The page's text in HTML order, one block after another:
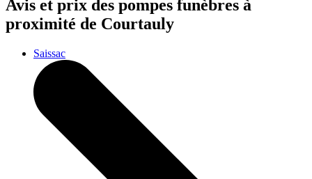
Avis et prix des pompes funèbres à
proximité de Courtauly
Saissac